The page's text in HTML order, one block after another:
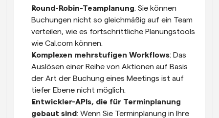
Round-Robin-Teamplanung. Sie können
Buchungen nicht so gleichmäßig auf ein Team
verteilen, wie es fortschrittliche Planungstools
wie Cal.com können.
Komplexen mehrstufigen Workflows: Das
Auslösen einer Reihe von Aktionen auf Basis
der Art der Buchung eines Meetings ist auf
tiefer Ebene nicht möglich.
Entwickler-APIs, die für Terminplanung
gebaut sind: Wenn Sie Terminplanung in Ihre